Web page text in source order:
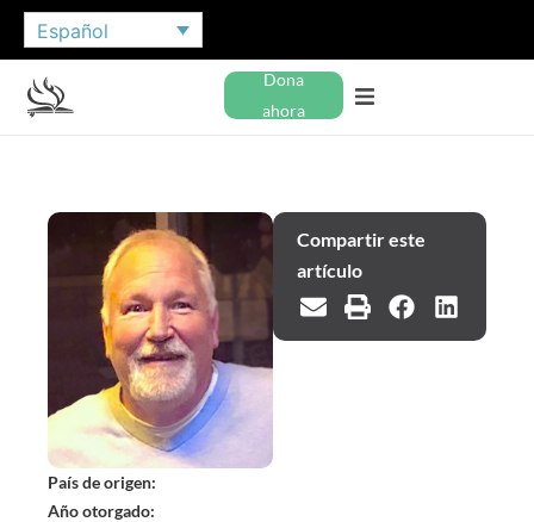
Español
Dona
ahora
Compartir este
artículo
País de origen:
Año otorgado: